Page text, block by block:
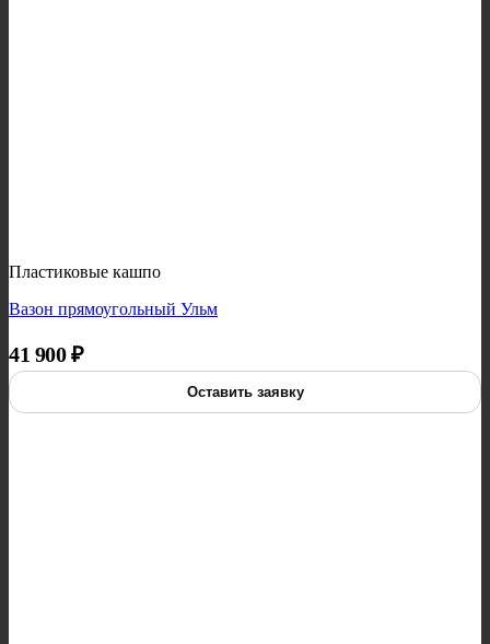
Пластиковые кашпо
Вазон прямоугольный Ульм
41 900₽
Оставить заявку